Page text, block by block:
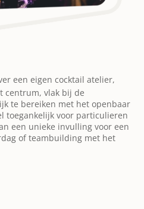
een eigen cocktail atelier,
centrum, vlak bij de
te bereiken met het openbaar
toegankelijk voor particulieren
een unieke invulling voor een
of teambuilding met het